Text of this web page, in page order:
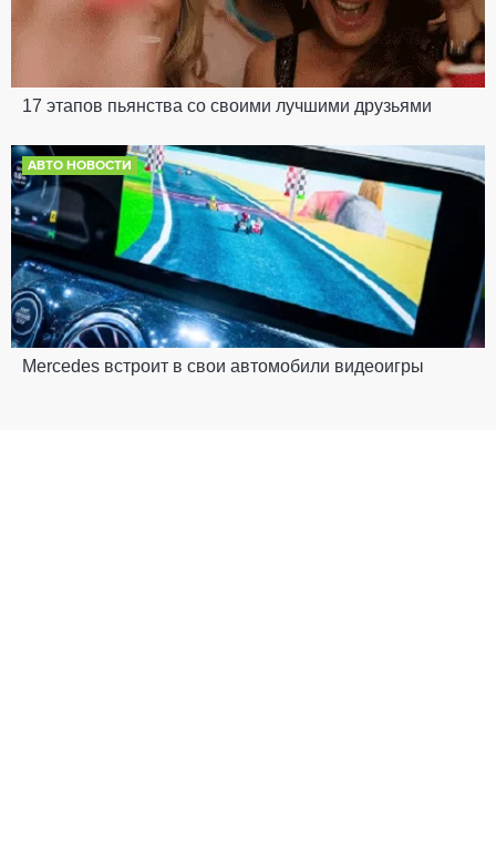
17 этапов пьянства со своими лучшими друзьями
АВТО НОВОСТИ
Mercedes встроит в свои автомобили видеоигры